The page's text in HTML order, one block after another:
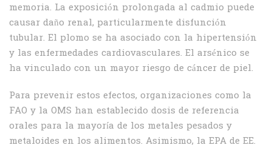
memoria. La exposición prolongada al cadmio puede
causar daño renal, particularmente disfunción
tubular. El plomo se ha asociado con la hipertensión
y las enfermedades cardiovasculares. El arsénico se
ha vinculado con un mayor riesgo de cáncer de piel.
Para prevenir estos efectos, organizaciones como la
FAO y la OMS han establecido dosis de referencia
orales para la mayoría de los metales pesados y
metaloides en los alimentos. Asimismo, la EPA de EE.